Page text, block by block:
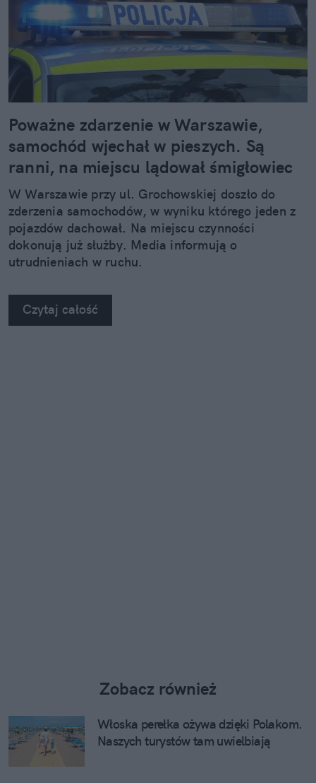
Poważne zdarzenie w Warszawie,
samochód wjechał w pieszych. Są
ranni, na miejscu lądował śmigłowiec
W Warszawie przy ul. Grochowskiej doszło do
zderzenia samochodów, w wyniku którego jeden z
pojazdów dachował. Na miejscu czynności
dokonują już służby. Media informują o
utrudnieniach w ruchu.
Czytaj całość
Zobacz również
Włoska perełka ożywa dzięki Polakom.
Naszych turystów tam uwielbiają